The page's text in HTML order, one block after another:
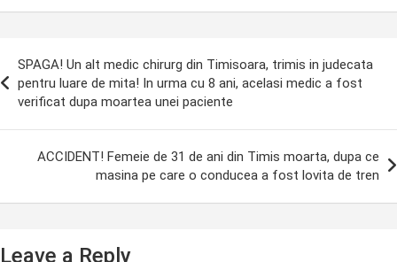
SPAGA! Un alt medic chirurg din Timisoara, trimis in judecata
pentru luare de mita! In urma cu 8 ani, acelasi medic a fost
verificat dupa moartea unei paciente
ACCIDENT! Femeie de 31 de ani din Timis moarta, dupa ce
masina pe care o conducea a fost lovita de tren
Leave a Reply